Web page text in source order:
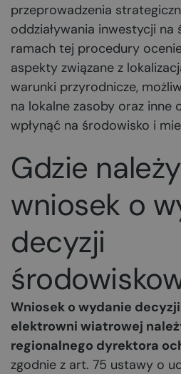
przeprowadzenia
oddziaływania inwestycji na
ramach tej procedury
aspekty związane z
warunki przyrodnicze,
na lokalne zasoby oraz inne
wpłynąć na środowisko i
Gdzie
wniosek o
decyzji
Wniosek o wydanie
elektrowni wiatrowej
regionalnego dyrektora
zgodnie z art. 75 ustawy o